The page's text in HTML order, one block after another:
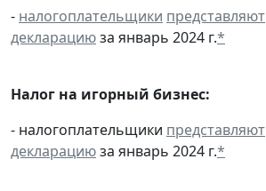
- налогоплательщики представляют
декларациюза январь 2024 г.*
Налог на игорный бизнес:
- налогоплательщики представляют
декларациюза январь 2024 г.*